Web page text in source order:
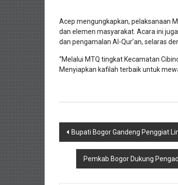
Acep mengungkapkan, pelaksanaan
dan elemen masyarakat. Acara ini
dan pengamalan Al-Qur’an, selaras
“Melalui MTQ tingkat Kecamatan
Menyiapkan kafilah terbaik untuk
Navigasi
pos
Bupati Bogor Gandeng Penggiat
Pemkab Bogor Dukung